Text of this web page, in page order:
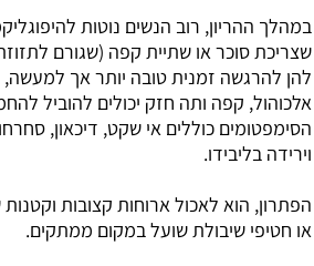
במהלך ההריון, רוב הנשים נוטות
שצריכת סוכר או שתיית קפה (שגורם
להן להרגשה זמנית טובה יותר אך למעשה,
אלכוהול, קפה ותה חזק יכולים להוביל
הסימפטומים כוללים אי שקט, דיכאון,
וירידה בליבידו.
הפתרון, הוא לאכול ארוחות קצובות וקטנות
או חטיפי שיבולת שועל במקום ממתקים.